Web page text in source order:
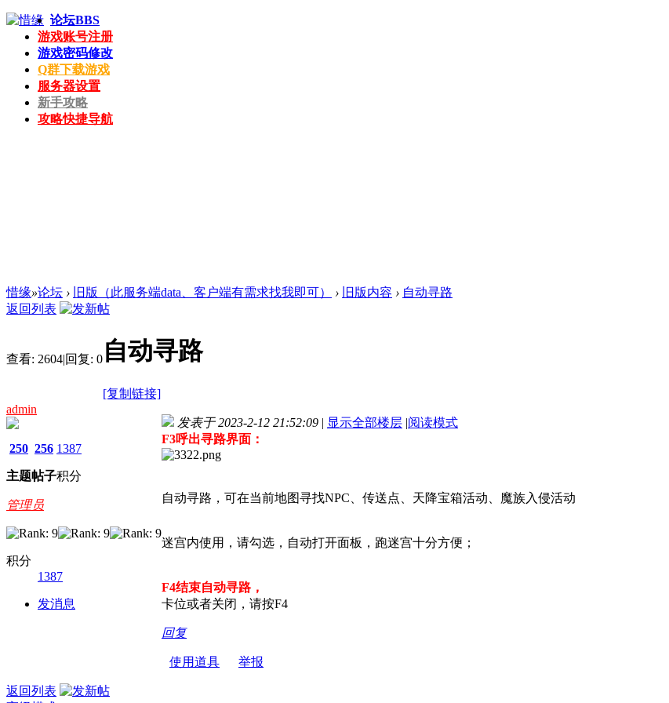
论坛BBS
游戏账号注册
游戏密码修改
Q群下载游戏
服务器设置
新手攻略
攻略快捷导航
惜缘»论坛 › 旧版（此服务端data、客户端有需求找我即可） › 旧版内容 › 自动寻路
返回列表
查看: 2604|回复: 0 自动寻路
[复制链接]
admin
250
主题
256
帖子
1387
积分
管理员
积分
1387
发消息
发表于 2023-2-12 21:52:09 | 显示全部楼层 |阅读模式
F3呼出寻路界面：
自动寻路，可在当前地图寻找NPC、传送点、天降宝箱活动、魔族入侵活动
迷宫内使用，请勾选，自动打开面板，跑迷宫十分方便；
F4结束自动寻路，
卡位或者关闭，请按F4
回复
使用道具 举报
返回列表